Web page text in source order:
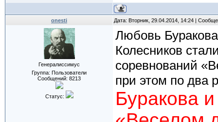
onesti Дата: Вторник, 29.04.2014, 14:24 |
Генералиссимус
Группа: Пользователи
Сообщений: 8213
Статус:
Любовь
Колесников
соревнований
при этом по два
Буракова